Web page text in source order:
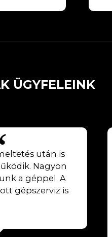
ÜGYFELEINK
után is
Nagyon
a géppel. A
gépszerviz is